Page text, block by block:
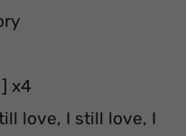
x4
love, I still love, I